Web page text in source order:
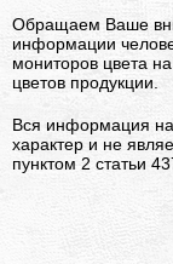
Обращаем Ваше
информации
мониторов цвета
цветов продукции.
Вся информация на
характер и не
пунктом 2 статьи